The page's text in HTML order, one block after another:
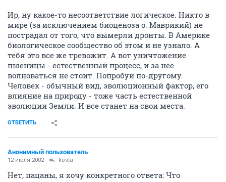
Ир, ну какое-то несоответствие логическое. Никто в
мире (за исключением биоценоза о. Маврикий) не
пострадал от того, что вымерли дронты. В Америке
биологическое сообщество об этом и не узнало. А
тебя это все же тревожит. А вот уничтожение
пшеницы - естественный процесс, и за нее
волноваться не стоит. Попробуй по-другому.
Человек - обычный вид, эволюционный фактор, его
влияние на природу - тоже часть естественной
эволюции Земли. И все станет на свои места.
ОТВЕТИТЬ
Анонимный пользователь
12 июля 2002 kosta
Нет, пацаны, я хочу конкретного ответа: Что